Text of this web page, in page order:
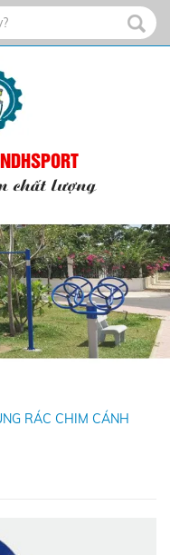
NDHSPORT
chất lượng
RÁC CHIM CÁNH